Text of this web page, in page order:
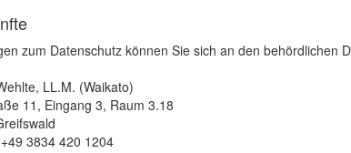
zum Datenschutz können Sie sich an den behördlichen
LL.M. (Waikato)
11, Eingang 3, Raum 3.18
3834 420 1204